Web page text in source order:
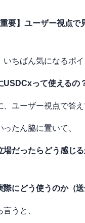
要】ユーザー視点で
いちばん気になるポイ
USDCxって使えるの
、ユーザー視点で答え
たん脇に置いて、
場だったらどう感じ
際にどう使うのか（送
うと、